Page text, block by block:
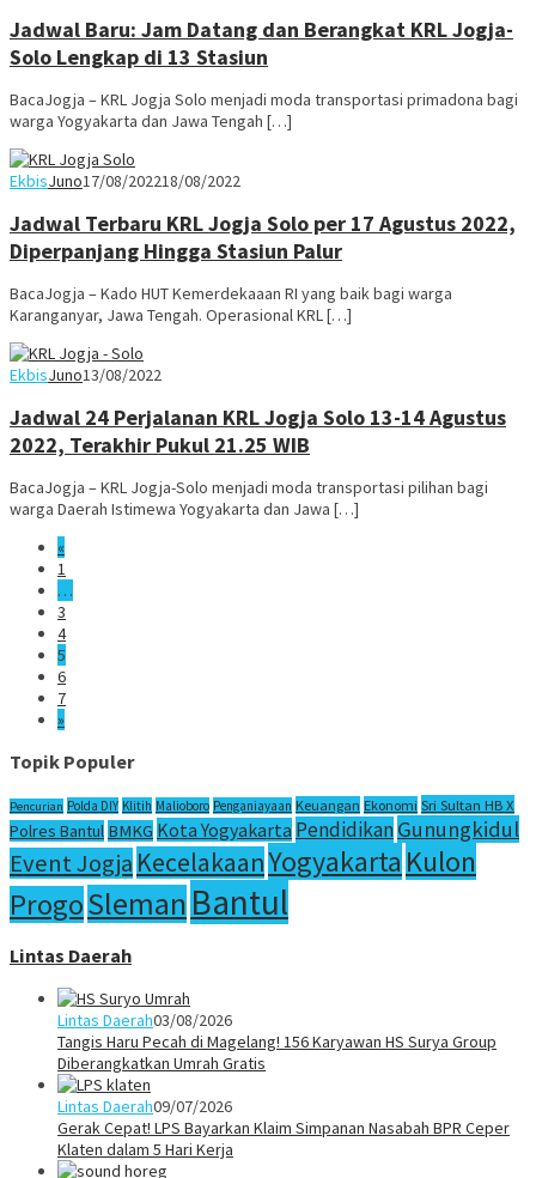
Jadwal Baru: Jam Datang dan Berangkat KRL Jogja-
Solo Lengkap di 13 Stasiun
BacaJogja – KRL Jogja Solo menjadi moda transportasi primadona bagi
warga Yogyakarta dan Jawa Tengah […]
EkbisJuno17/08/202218/08/2022
Jadwal Terbaru KRL Jogja Solo per 17 Agustus 2022,
Diperpanjang Hingga Stasiun Palur
BacaJogja – Kado HUT Kemerdekaaan RI yang baik bagi warga
Karanganyar, Jawa Tengah. Operasional KRL […]
EkbisJuno13/08/2022
Jadwal 24 Perjalanan KRL Jogja Solo 13-14 Agustus
2022, Terakhir Pukul 21.25 WIB
BacaJogja – KRL Jogja-Solo menjadi moda transportasi pilihan bagi
warga Daerah Istimewa Yogyakarta dan Jawa […]
«
1
…
3
4
5
6
7
»
Topik Populer
Pencurian Polda DIY Klitih Malioboro Penganiayaan Keuangan Ekonomi Sri Sultan HB X
Polres Bantul BMKG Kota Yogyakarta PendidikanGunungkidul
Event Jogja KecelakaanYogyakarta Kulon
ProgoSleman Bantul
Lintas Daerah
Lintas Daerah03/08/2026
Tangis Haru Pecah di Magelang! 156 Karyawan HS Surya Group
Diberangkatkan Umrah Gratis
Lintas Daerah09/07/2026
Gerak Cepat! LPS Bayarkan Klaim Simpanan Nasabah BPR Ceper
Klaten dalam 5 Hari Kerja